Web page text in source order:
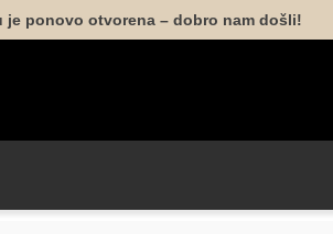
je ponovo otvorena – dobro nam došli!